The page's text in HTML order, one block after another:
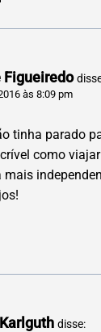
Figueiredo
às 8:09 pm
tinha parado
como
mais
disse: